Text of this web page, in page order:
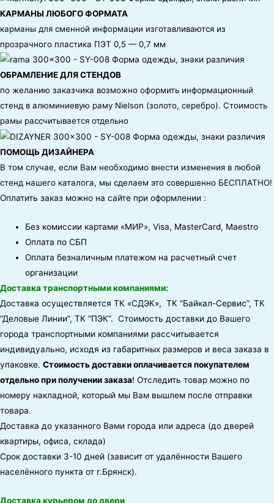
КАРМАНЫ ЛЮБОГО ФОРМАТА
карманы для сменной информации изготавливаются из
прозрачного пластика ПЭТ 0,5 — 0,7 мм
ОБРАМЛЕНИЕ ДЛЯ СТЕНДОВ
по желанию заказчика возможно оформить информационный
стенд в алюминиевую раму Nielson (золото, серебро). Стоимость
рамы рассчитывается отдельно
ПОМОЩЬ ДИЗАЙНЕРА
В том случае, если Вам необходимо внести изменения в любой
стенд нашего каталога, мы сделаем это совершенно БЕСПЛАТНО!
Оплатить заказ можно на сайте при оформлении :
Без комиссии картами «МИР», Visa, MasterCard, Maestro
Оплата по СБП
Оплата безналичным платежом на расчетный счет
организации
Доставка транспортными компаниями:
Доставка осуществляется ТК «СДЭК», ТК “Байкал-Сервис”, ТК
“Деловые Линии”, ТК “ПЭК”. Стоимость доставки до Вашего
города транспортными компаниями рассчитывается
индивидуально, исходя из габаритных размеров и веса заказа в
упаковке. Стоимость доставки оплачивается покупателем
отдельно при получении заказа! Отследить товар можно по
номеру накладной, который мы Вам вышлем после отправки
товара.
Доставка до указанного Вами города или адреса (до дверей
квартиры, офиса, склада)
Срок доставки 3-10 дней (зависит от удалённости Вашего
населённого пункта от г.Брянск).
Доставка курьером до двери